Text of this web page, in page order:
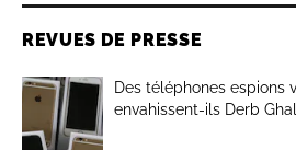
REVUES DE PRESSE
Des téléphones espions
envahissent-ils Derb